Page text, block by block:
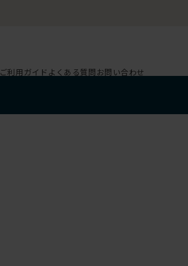
ご利用ガイド よくある質問お問い合わせ